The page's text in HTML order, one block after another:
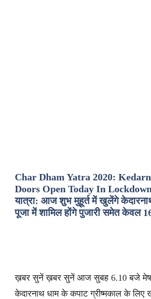
Char Dham Yatra 2020:
Doors Open Today In Lockdown
यात्रा: आज शुभ मुहूर्त में खुलेंगे
पूजा में शामिल होंगे पुजारी समेत केवल
ख़बर सुनें ख़बर सुनें आज सुबह 6.10 बजे मेष
केदारनाथ धाम के कपाट ग्रीष्मकाल के लिए